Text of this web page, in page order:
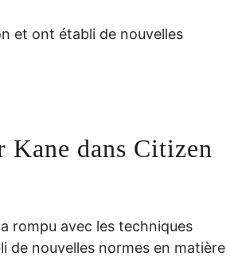
et ont établi de nouvelles
Kane dans Citizen
rompu avec les techniques
de nouvelles normes en matière